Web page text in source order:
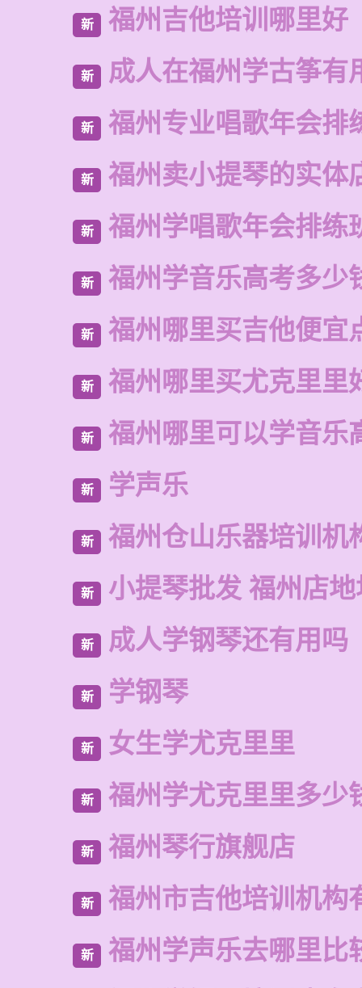
新 福州吉他培训哪里好
新 成人在福州学古筝有
新 福州专业唱歌年会排
新 福州卖小提琴的实体
新 福州学唱歌年会排练
新 福州学音乐高考多少
新 福州哪里买吉他便宜
新 福州哪里买尤克里里
新 福州哪里可以学音乐
新 学声乐
新 福州仓山乐器培训机
新 小提琴批发 福州店地
新 成人学钢琴还有用吗
新 学钢琴
新 女生学尤克里里
新 福州学尤克里里多少
新 福州琴行旗舰店
新 福州市吉他培训机构
新 福州学声乐去哪里比